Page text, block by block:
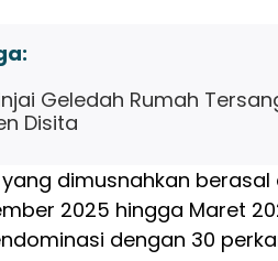
Geledah Rumah
Disita
dimusnahkan berasal
2025 hingga Maret
dengan 30